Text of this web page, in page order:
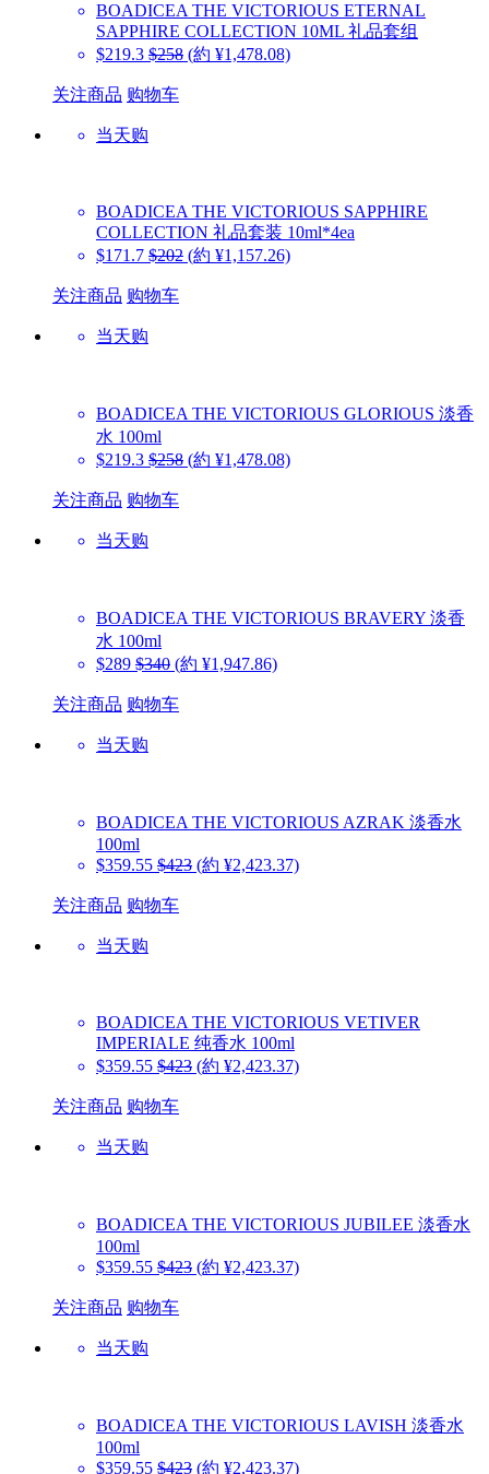
BOADICEA THE VICTORIOUS ETERNAL
SAPPHIRE COLLECTION 10ML 礼品套组
$219.3 $258 (約 ¥1,478.08)
关注商品 购物车
当天购
BOADICEA THE VICTORIOUS SAPPHIRE
COLLECTION 礼品套装 10ml*4ea
$171.7 $202 (約 ¥1,157.26)
关注商品 购物车
当天购
BOADICEA THE VICTORIOUS GLORIOUS 淡香
水 100ml
$219.3 $258 (約 ¥1,478.08)
关注商品 购物车
当天购
BOADICEA THE VICTORIOUS BRAVERY 淡香
水 100ml
$289 $340 (約 ¥1,947.86)
关注商品 购物车
当天购
BOADICEA THE VICTORIOUS AZRAK 淡香水
100ml
$359.55 $423 (約 ¥2,423.37)
关注商品 购物车
当天购
BOADICEA THE VICTORIOUS VETIVER
IMPERIALE 纯香水 100ml
$359.55 $423 (約 ¥2,423.37)
关注商品 购物车
当天购
BOADICEA THE VICTORIOUS JUBILEE 淡香水
100ml
$359.55 $423 (約 ¥2,423.37)
关注商品 购物车
当天购
BOADICEA THE VICTORIOUS LAVISH 淡香水
100ml
$359.55 $423 (約 ¥2,423.37)